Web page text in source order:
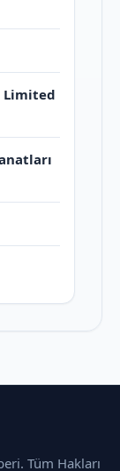
Limited
Tüm Hakları